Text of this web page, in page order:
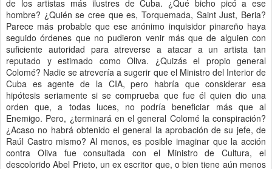
de los artistas más ilustres de Cuba. ¿Qué bicho picó a ese
hombre? ¿Quién se cree que es, Torquemada, Saint Just, Beria?
Parece más probable que ese anónimo inquisidor pinareño haya
seguido órdenes que no pudieron venir más que de alguien con
suficiente autoridad para atreverse a atacar a un artista tan
reputado y estimado como Oliva. ¿Quizás el propio general
Colomé? Nadie se atrevería a sugerir que el Ministro del Interior de
Cuba es agente de la CIA, pero habría que considerar esa
hipótesis seriamente si se comprueba que fue él quien dio una
orden que, a todas luces, no podría beneficiar más que al
Enemigo. Pero, ¿terminará en el general Colomé la conspiración?
¿Acaso no habrá obtenido el general la aprobación de su jefe, de
Raúl Castro mismo? Al menos, es posible imaginar que la acción
contra Oliva fue consultada con el Ministro de Cultura, el
descolorido Abel Prieto, un ex escritor que, o bien tiene aún menos